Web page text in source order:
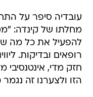
עובדיה סיפר על
מחלתו של קינדה:
להפעיל את כל מה
רופאים ובדיקות.
חזק מדי, אינטנסיבי
הזו ולצערנו זה